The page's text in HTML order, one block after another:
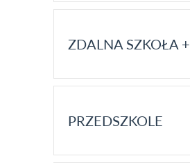
ZDALNA SZKOŁA +
PRZEDSZKOLE